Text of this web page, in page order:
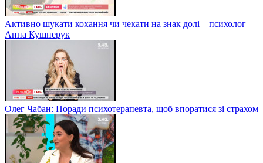
Активно шукати кохання чи чекати на знак долі – психолог
Анна Кушнерук
Олег Чабан: Поради психотерапевта, щоб впоратися зі страхом